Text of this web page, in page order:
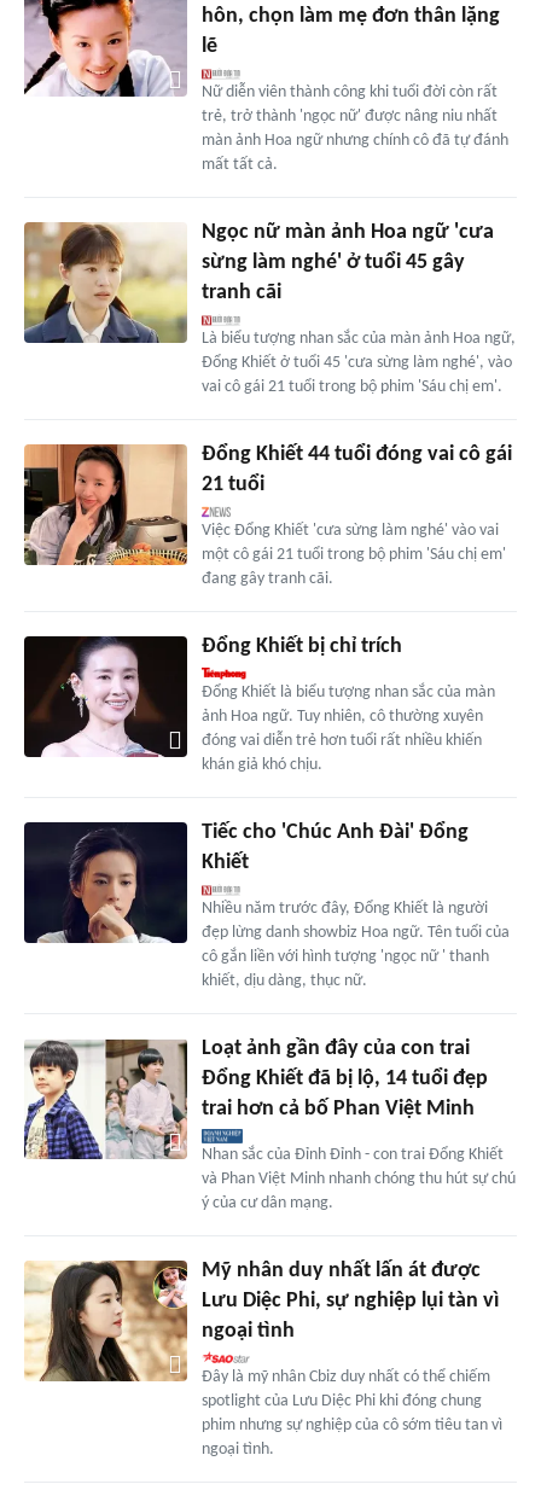
hôn, chọn làm mẹ đơn thân lặng
lẽ
Nữ diễn viên thành công khi tuổi đời còn rất
trẻ, trở thành 'ngọc nữ' được nâng niu nhất
màn ảnh Hoa ngữ nhưng chính cô đã tự đánh
mất tất cả.
Ngọc nữ màn ảnh Hoa ngữ 'cưa
sừng làm nghé' ở tuổi 45 gây
tranh cãi
Là biểu tượng nhan sắc của màn ảnh Hoa ngữ,
Đổng Khiết ở tuổi 45 'cưa sừng làm nghé', vào
vai cô gái 21 tuổi trong bộ phim 'Sáu chị em'.
Đổng Khiết 44 tuổi đóng vai cô gái
21 tuổi
Việc Đổng Khiết 'cưa sừng làm nghé' vào vai
một cô gái 21 tuổi trong bộ phim 'Sáu chị em'
đang gây tranh cãi.
Đổng Khiết bị chỉ trích
Đổng Khiết là biểu tượng nhan sắc của màn
ảnh Hoa ngữ. Tuy nhiên, cô thường xuyên
đóng vai diễn trẻ hơn tuổi rất nhiều khiến
khán giả khó chịu.
Tiếc cho 'Chúc Anh Đài' Đổng
Khiết
Nhiều năm trước đây, Đổng Khiết là người
đẹp lừng danh showbiz Hoa ngữ. Tên tuổi của
cô gắn liền với hình tượng 'ngọc nữ ' thanh
khiết, dịu dàng, thục nữ.
Loạt ảnh gần đây của con trai
Đổng Khiết đã bị lộ, 14 tuổi đẹp
trai hơn cả bố Phan Việt Minh
Nhan sắc của Đỉnh Đỉnh - con trai Đổng Khiết
và Phan Việt Minh nhanh chóng thu hút sự chú
ý của cư dân mạng.
Mỹ nhân duy nhất lấn át được
Lưu Diệc Phi, sự nghiệp lụi tàn vì
ngoại tình
Đây là mỹ nhân Cbiz duy nhất có thể chiếm
spotlight của Lưu Diệc Phi khi đóng chung
phim nhưng sự nghiệp của cô sớm tiêu tan vì
ngoại tình.